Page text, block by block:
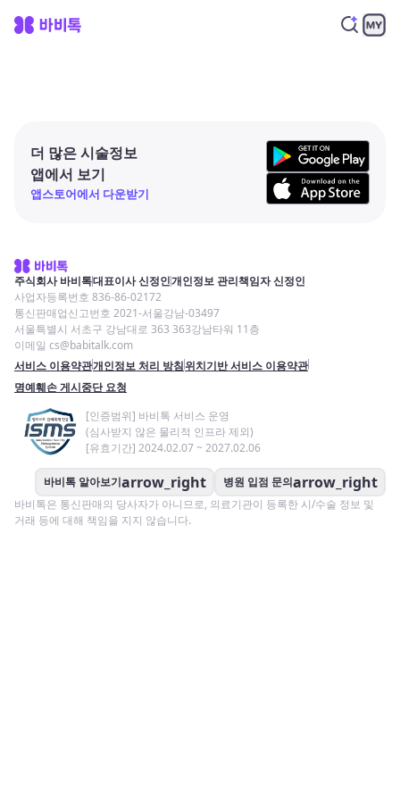
더 많은 시술정보
앱에서 보기
앱스토어에서 다운받기
주식회사 바비톡대표이사 신정인개인정보 관리책임자 신정인
사업자등록번호 836-86-02172
통신판매업신고번호 2021-서울강남-03497
서울특별시 서초구 강남대로 363 363강남타워 11층
이메일 cs@babitalk.com
서비스 이용약관개인정보 처리 방침위치기반 서비스 이용약관
명예훼손 게시중단 요청
[인증범위] 바비톡 서비스 운영
(심사받지 않은 물리적 인프라 제외)
[유효기간] 2024.02.07 ~ 2027.02.06
바비톡 알아보기arrow_right 병원 입점 문의arrow_right
바비톡은 통신판매의 당사자가 아니므로, 의료기관이 등록한 시/수술 정보 및
거래 등에 대해 책임을 지지 않습니다.